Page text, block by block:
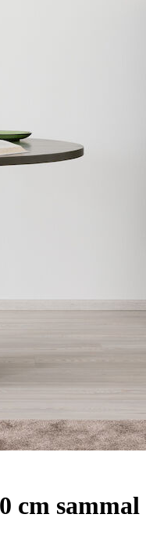
cm sammal